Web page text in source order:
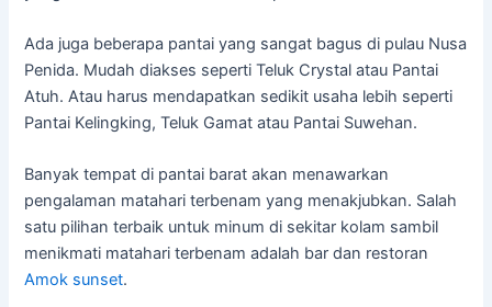
Ada juga beberapa pantai yang sangat bagus di pulau Nusa
Penida. Mudah diakses seperti Teluk Crystal atau Pantai
Atuh. Atau harus mendapatkan sedikit usaha lebih seperti
Pantai Kelingking, Teluk Gamat atau Pantai Suwehan.
Banyak tempat di pantai barat akan menawarkan
pengalaman matahari terbenam yang menakjubkan. Salah
satu pilihan terbaik untuk minum di sekitar kolam sambil
menikmati matahari terbenam adalah bar dan restoran
Amok sunset.